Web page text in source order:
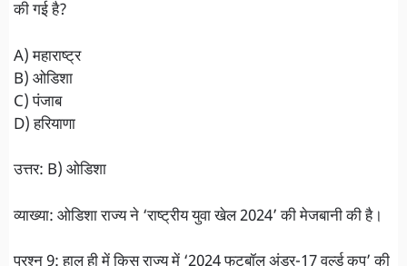
की गई है?
A) महाराष्ट्र
B) ओडिशा
C) पंजाब
D) हरियाणा
उत्तर: B) ओडिशा
व्याख्या: ओडिशा राज्य ने ‘राष्ट्रीय युवा खेल 2024’ की मेजबानी की है।